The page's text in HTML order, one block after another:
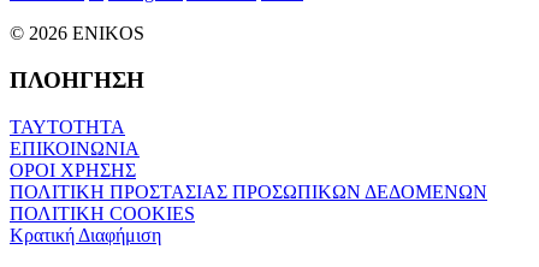
© 2026 ENIKOS
ΠΛΟΗΓΗΣΗ
ΤΑΥΤΟΤΗΤΑ
ΕΠΙΚΟΙΝΩΝΙΑ
ΟΡΟΙ ΧΡΗΣΗΣ
ΠΟΛΙΤΙΚΗ ΠΡΟΣΤΑΣΙΑΣ ΠΡΟΣΩΠΙΚΩΝ ΔΕΔΟΜΕΝΩΝ
ΠΟΛΙΤΙΚΗ COOKIES
Κρατική Διαφήμιση